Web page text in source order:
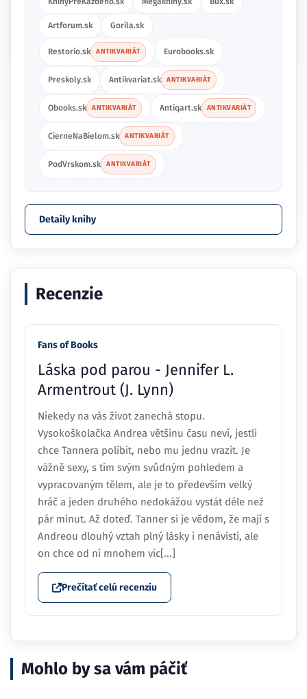
Artforum.sk Gorila.sk
Restorio.sk ANTIKVARIÁT Eurobooks.sk
Preskoly.sk Antikvariat.sk ANTIKVARIÁT
Obooks.sk ANTIKVARIÁT Antiqart.sk ANTIKVARIÁT
CierneNaBielom.sk ANTIKVARIÁT
PodVrskom.sk ANTIKVARIÁT
Detaily knihy
Recenzie
Fans of Books
Láska pod parou - Jennifer L.
Armentrout (J. Lynn)
Niekedy na vás život zanechá stopu.
Vysokoškolačka Andrea většinu času neví, jestli
chce Tannera políbit, nebo mu jednu vrazit. Je
vážně sexy, s tím svým svůdným pohledem a
vypracovaným tělem, ale je to především velký
hráč a jeden druhého nedokážou vystát déle než
pár minut. Až doteď. Tanner si je vědom, že mají s
Andreou dlouhý vztah plný lásky i nenávisti, ale
on chce od ní mnohem víc[...]
Prečítať celú recenziu
Mohlo by sa vám páčiť